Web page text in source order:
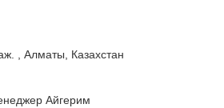
, Алматы, Казахстан
Айгерим